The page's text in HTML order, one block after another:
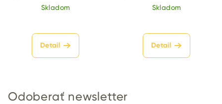
Skladom
Detail
Skladom
Detail
Odoberať newsletter